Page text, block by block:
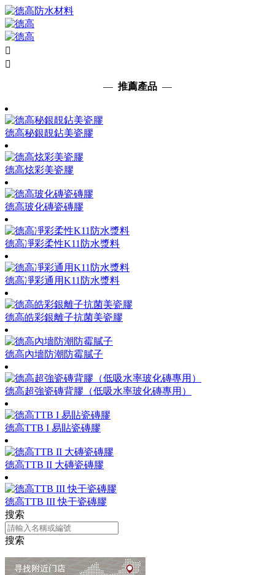


— 推薦產品 —
德高秘銀靚鉆美瓷膠
德高炫彩美瓷膠
德高玻化磚瓷磚膠
德高凈彩柔性K11防水漿料
德高凈彩通用K11防水漿料
德高皓彩銀離子抗菌美瓷膠
德高內墻防潮防霉膩子
德高超強瓷磚背膠（低吸水率玻化磚專用）
德高TTB I 易貼瓷磚膠
德高TTB II 大磚瓷磚膠
德高TTB III 快干瓷磚膠
搜索
搜索